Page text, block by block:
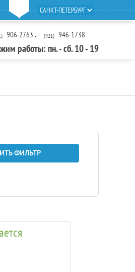
906-2763 , (921) 946-1738
работы: пн. - сб. 10 - 19
ФИЛЬТР